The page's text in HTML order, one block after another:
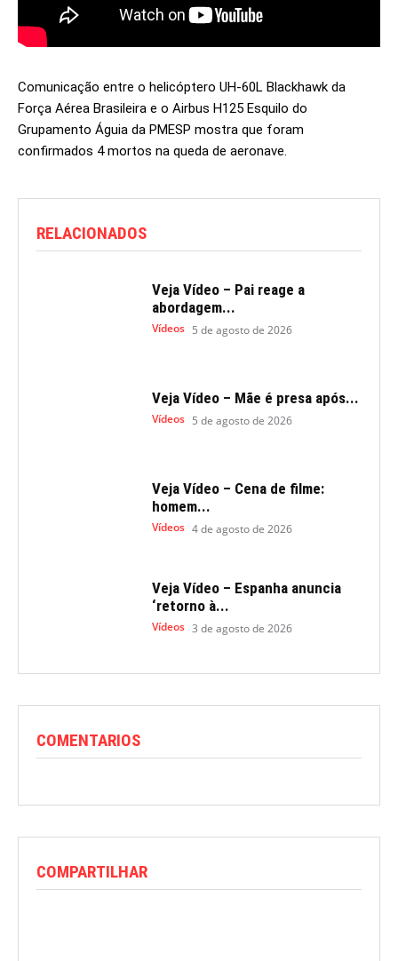
Comunicação entre o helicóptero UH-60L Blackhawk da
Força Aérea Brasileira e o Airbus H125 Esquilo do
Grupamento Águia da PMESP mostra que foram
confirmados 4 mortos na queda de aeronave.
RELACIONADOS
Veja Vídeo – Pai reage a
abordagem...
Vídeos 5 de agosto de 2026
Veja Vídeo – Mãe é presa após...
Vídeos 5 de agosto de 2026
Veja Vídeo – Cena de filme:
homem...
Vídeos 4 de agosto de 2026
Veja Vídeo – Espanha anuncia
‘retorno à...
Vídeos 3 de agosto de 2026
COMENTARIOS
COMPARTILHAR